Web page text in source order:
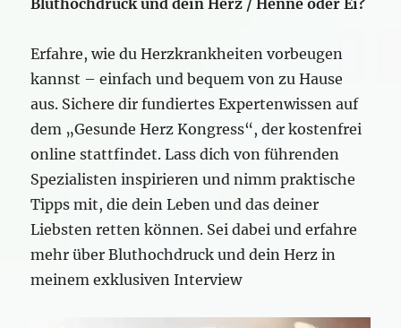
Bluthochdruck und dein Herz / Henne oder Ei?
Erfahre, wie du Herzkrankheiten vorbeugen
kannst – einfach und bequem von zu Hause
aus. Sichere dir fundiertes Expertenwissen auf
dem „Gesunde Herz Kongress“, der kostenfrei
online stattfindet. Lass dich von führenden
Spezialisten inspirieren und nimm praktische
Tipps mit, die dein Leben und das deiner
Liebsten retten können. Sei dabei und erfahre
mehr über Bluthochdruck und dein Herz in
meinem exklusiven Interview